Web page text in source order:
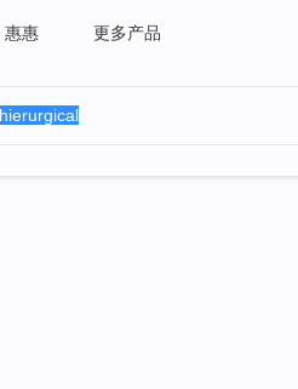
惠惠 更多产品